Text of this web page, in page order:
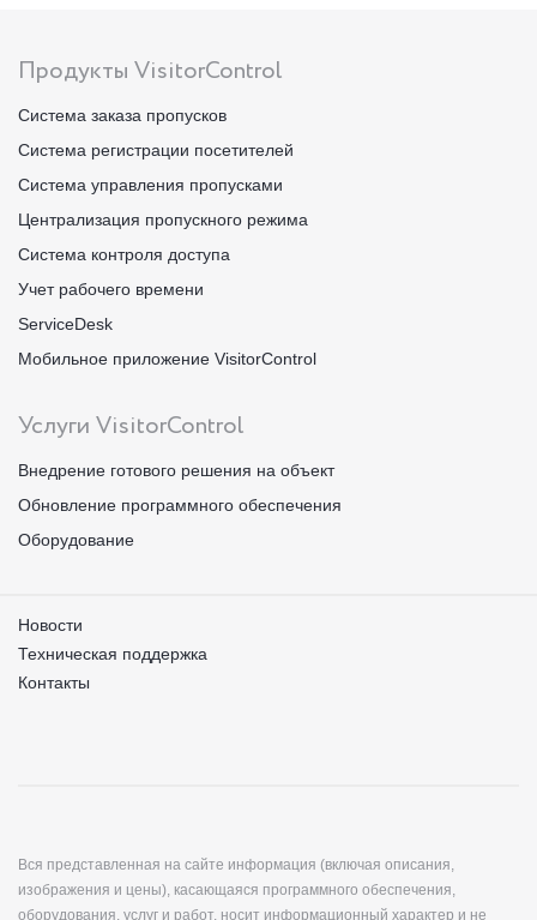
Продукты VisitorControl
Система заказа пропусков
Система регистрации посетителей
Система управления пропусками
Централизация пропускного режима
Система контроля доступа
Учет рабочего времени
ServiceDesk
Мобильное приложение VisitorControl
Услуги VisitorControl
Внедрение готового решения на объект
Обновление программного обеспечения
Оборудование
Новости
Техническая поддержка
Контакты
Вся представленная на сайте информация (включая описания,
изображения и цены), касающаяся программного обеспечения,
оборудования, услуг и работ, носит информационный характер и не